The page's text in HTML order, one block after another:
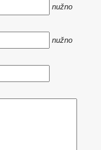
nužno
nužno